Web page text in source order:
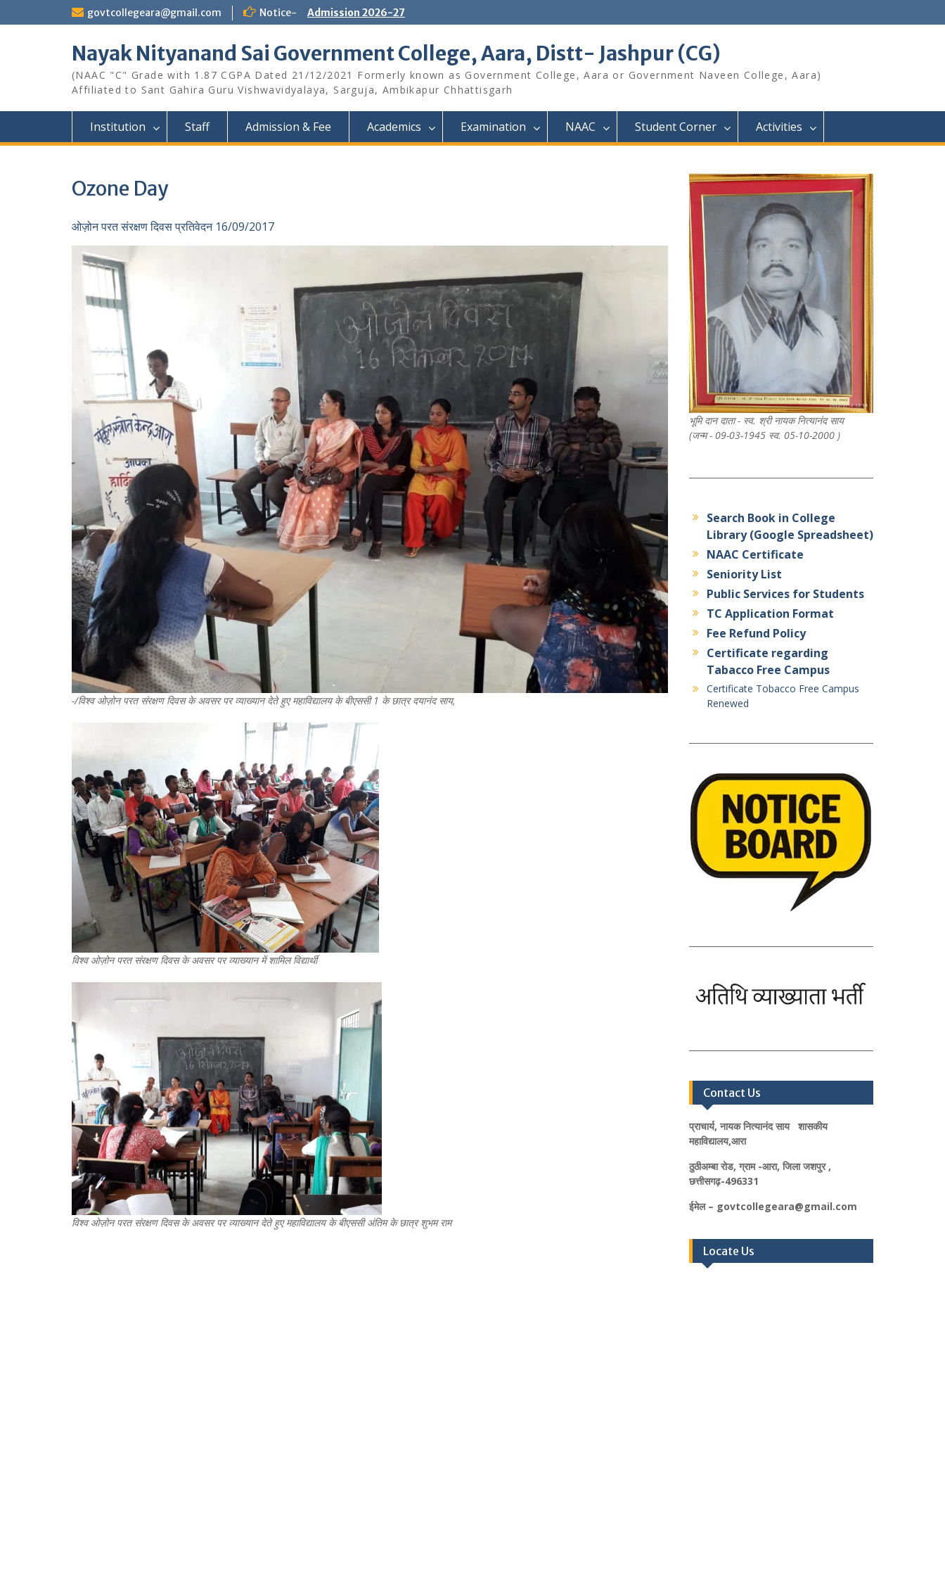
to
govtcollegeara@gmail.com Notice- Admission 2026-27
Nayak Nityanand Sai Government College, Aara, Distt- Jashpur (CG)
(NAAC "C" Grade with 1.87 CGPA Dated 21/12/2021 Formerly known as Government College, Aara or Government Naveen College, Aara)
Affiliated to Sant Gahira Guru Vishwavidyalaya, Sarguja, Ambikapur Chhattisgarh
Institution Staff Admission & Fee Academics Examination NAAC Student Corner Activities
Ozone Day
ओज़ोन परत संरक्षण दिवस प्रतिवेदन 16/09/2017
-/विश्व ओज़ोन परत संरक्षण दिवस के अवसर पर व्याख्यान देते हुए महाविद्यालय के बीएससी 1 के छात्र दयानंद साय,
विश्व ओज़ोन परत संरक्षण दिवस के अवसर पर व्याख्यान में शामिल विद्यार्थी
विश्व ओज़ोन परत संरक्षण दिवस के अवसर पर व्याख्यान देते हुए महाविद्यालय के बीएससी अंतिम के छात्र शुभम राम
भूमि दान दाता - स्व. श्री नायक नित्यानंद साय
(जन्म - 09-03-1945 स्व. 05-10-2000 )
Search Book in College
Library (Google Spreadsheet)
NAAC Certificate
Seniority List
Public Services for Students
TC Application Format
Fee Refund Policy
Certificate regarding
Tabacco Free Campus
Certificate Tobacco Free Campus
Renewed
Contact Us
प्राचार्य, नायक नित्यानंद साय शासकीय
महाविद्यालय,आरा
ठुठीअम्बा रोड, ग्राम -आरा, जिला जशपुर ,
छत्तीसगढ़-496331
ईमेल – govtcollegeara@gmail.com
Locate Us